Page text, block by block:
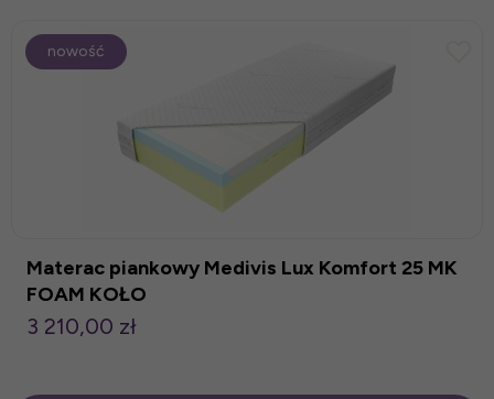
Materac piankowy Medivis Lux Komfort 25 MK
FOAM KOŁO
3 210,00 zł
nowość